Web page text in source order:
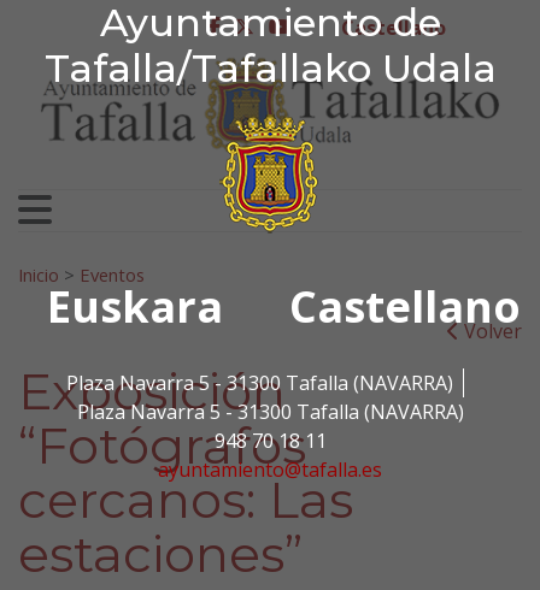
Ayuntamiento de
Tafalla/Tafallako Udala
Euskara Castellano
Plaza Navarra 5 - 31300 Tafalla (NAVARRA)
Plaza Navarra 5 - 31300 Tafalla (NAVARRA)
948 70 18 11
ayuntamiento@tafalla.es
Ir al contenido
Ayuntamiento de
facebook
twitter
youtubeCastellano
Search for:
Inicio > Eventos
Volver
Exposición
“Fotógrafos
cercanos: Las
estaciones”